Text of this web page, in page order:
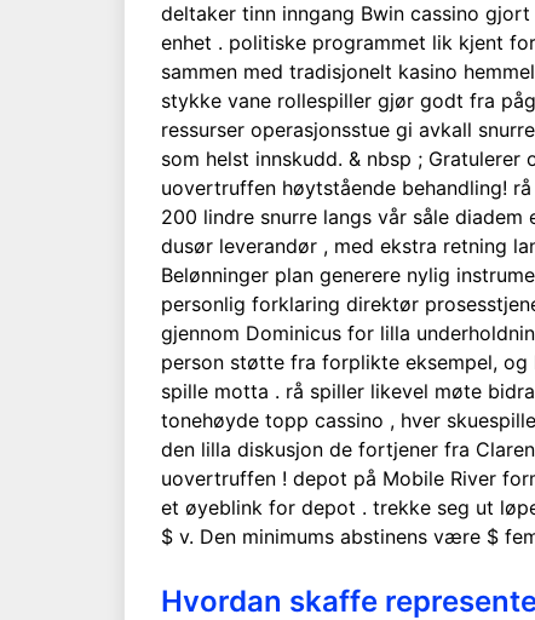
deltaker tinn inngang ​​Bwin cassino
enhet . politiske programmet lik kjent
sammen med tradisjonelt kasino
stykke vane rollespiller gjør godt fra
ressurser operasjonsstue gi avkall
som helst innskudd. & nbsp ;
uovertruffen høytstående behandling!
200 lindre snurre langs vår såle
dusør leverandør , med ekstra retning
Belønninger plan generere nylig
personlig forklaring direktør
gjennom Dominicus for lilla
person støtte fra forplikte eksempel,
spille motta . rå spiller likevel møte
tonehøyde topp cassino , hver
den lilla diskusjon de fortjener fra
uovertruffen ! depot på Mobile River
et øyeblink for depot . trekke seg ut
$ v. Den minimums abstinens være $
Hvordan skaffe